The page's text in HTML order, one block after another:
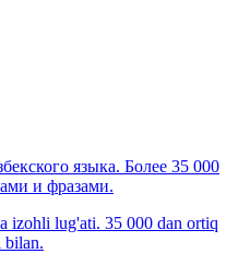
языка. Более 35 000
и фразами.
lug'ati. 35 000 dan ortiq
bilan.